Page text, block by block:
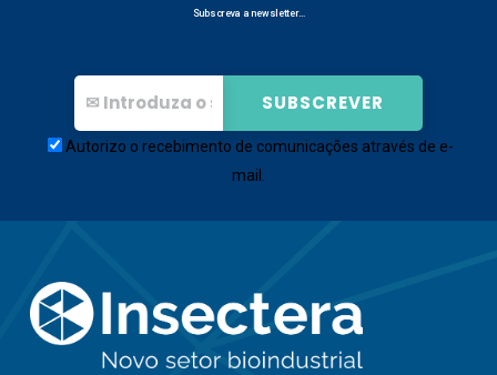
Subscreva a newsletter…
Autorizo o recebimento de comunicações através de e-
mail.